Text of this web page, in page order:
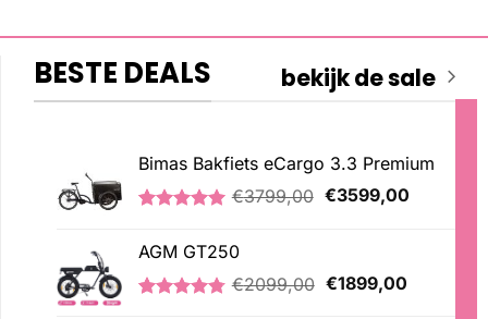
BESTE DEALS bekijk de sale
Bimas Bakfiets eCargo 3.3 Premium
5.00 op 5
gebaseerd
op
klantbeoordelingen
€3799,00 Oorspronkelijke
€3599,00Huidige
AGM GT250
€2099,00 Oorspronkelijke
€1899,00Huidige